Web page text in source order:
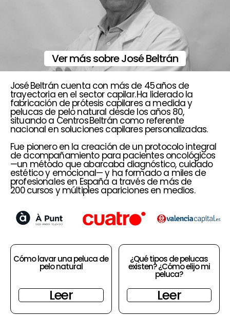
Ver más sobre José Beltrán
José Beltrán cuenta con más de 45 años de
trayectoria en el sector capilar. Ha liderado la
fabricación de prótesis capilares a medida y
pelucas de pelo natural desde los años 80,
situando a Centros Beltrán como referente
nacional en soluciones capilares personalizadas.
Fue pionero en la creación de un protocolo integral
de acompañamiento para pacientes oncológicos
—un método que abarcaba diagnóstico, cuidado
estético y emocional— y ha formado a miles de
profesionales en España a través de más de
200 cursos y múltiples apariciones en medios.
Cómo lavar una peluca de
pelo natural
Leer
¿Qué tipos de pelucas
existen? ¿Cómo elijo mi
peluca?
Leer